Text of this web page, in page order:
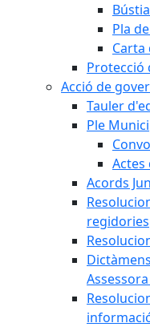
Pla
Carta
Protecció
Acció de
Tauler
Ple
Actes
Acords
regidories